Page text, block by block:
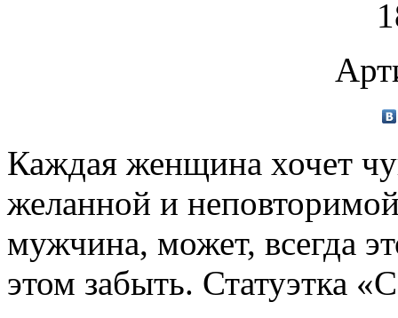
Каждая женщина хочет
желанной и
мужчина, может, всегда
этом забыть. Статуэтка